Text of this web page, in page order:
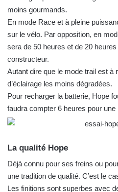
moins gourmands.
En mode Race et à pleine
sur le vélo. Par opposition, en
sera de 50 heures et de 20
constructeur.
Autant dire que le mode trail est à
d’éclairage les moins dégradées.
Pour recharger la batterie, Hope
faudra compter 6 heures pour
La qualité Hope
Déjà connu pour ses freins ou
une tradition de qualité. C’est le
Les finitions sont superbes avec